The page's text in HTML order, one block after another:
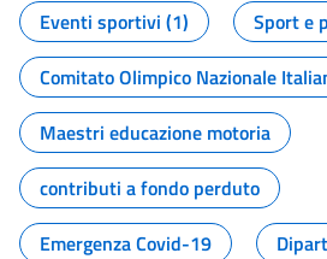
Eventi sportivi (1)
Sport e
Comitato Olimpico Nazionale
Maestri educazione motoria
contributi a fondo perduto
Emergenza Covid-19